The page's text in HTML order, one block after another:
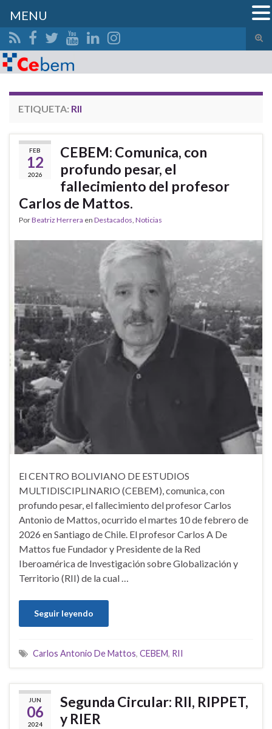
el
Search for:
ETIQUETA: RII
FEB
12
2026
CEBEM: Comunica, con
profundo pesar, el
fallecimiento del profesor
Carlos de Mattos.
PorBeatriz Herrera en Destacados, Noticias
El CENTRO BOLIVIANO DE ESTUDIOS
MULTIDISCIPLINARIO (CEBEM), comunica, con
profundo pesar, el fallecimiento del profesor Carlos
Antonio de Mattos, ocurrido el martes 10 de febrero de
2026 en Santiago de Chile. El profesor Carlos A De
Mattos fue Fundador y Presidente de la Red
Iberoamérica de Investigación sobre Globalización y
Territorio (RII) de la cual …
Seguir leyendo
Carlos Antonio De Mattos, CEBEM, RII
JUN
06
2024
Segunda Circular: RII, RIPPET,
y RIER
MENU